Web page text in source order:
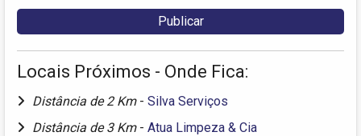
Locais Próximos - Onde Fica:
Distância de 2 Km - Silva Serviços
Distância de 3 Km - Atua Limpeza & Cia